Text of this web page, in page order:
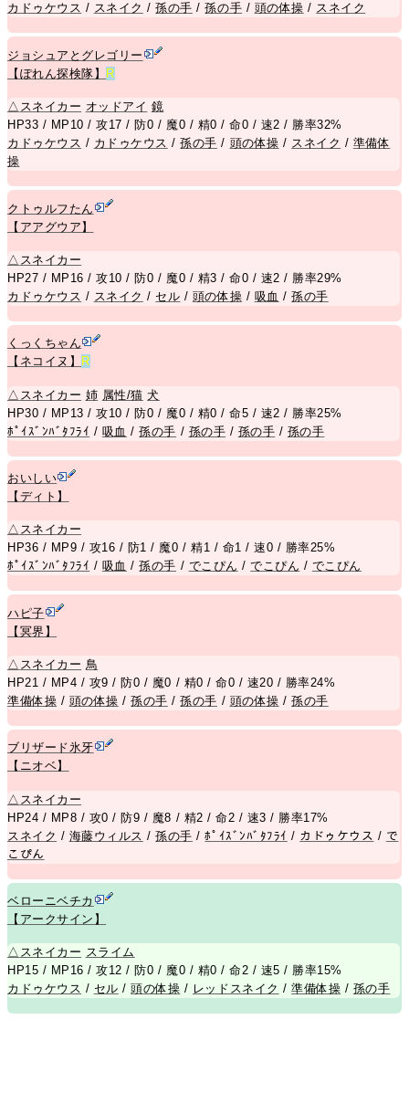
カドゥケウス / スネイク /孫の手 /孫の手 / 頭の体操 / スネイク
ジョシュアとグレゴリー
【ぽれん探検隊】
R
△ スネイカー オッドアイ 鏡
HP33 / MP10 / 攻17 / 防0 / 魔0 / 精0 / 命0 / 速2 / 勝率32%
カドゥケウス / カドゥケウス /孫の手 / 頭の体操 / スネイク / 準備体
操
クトゥルフたん
【アアグウア】
△ スネイカー
HP27 / MP16 / 攻10 / 防0 / 魔0 / 精3 / 命0 / 速2 / 勝率29%
カドゥケウス / スネイク / セル / 頭の体操 / 吸血 /孫の手
くっくちゃん
【ネコイヌ】
R
△ スネイカー 姉 属性/猫 犬
HP30 / MP13 / 攻10 / 防0 / 魔0 / 精0 / 命5 / 速2 / 勝率25%
ﾎﾟｲｽﾞﾝﾊﾞﾀﾌﾗｲ / 吸血 /孫の手 / 孫の手 / 孫の手 / 孫の手
おいしい
【ディト】
△ スネイカー
HP36 / MP9 / 攻16 / 防1 / 魔0 / 精1 / 命1 / 速0 / 勝率25%
ﾎﾟｲｽﾞﾝﾊﾞﾀﾌﾗｲ / 吸血 /孫の手 / でこぴん /でこぴん / でこぴん
ハピ子
【冥界】
△ スネイカー 鳥
HP21 / MP4 / 攻9 / 防0 / 魔0 / 精0 / 命0 / 速20 / 勝率24%
準備体操 / 頭の体操 /孫の手 /孫の手 / 頭の体操 /孫の手
ブリザード氷牙
【ニオベ】
△ スネイカー
HP24 / MP8 / 攻0 / 防9 / 魔8 / 精2 / 命2 / 速3 / 勝率17%
スネイク / 海藤ウィルス /孫の手 /ﾎﾟｲｽﾞﾝﾊﾞﾀﾌﾗｲ / カドゥケウス / で
こぴん
ベローニベチカ
【アークサイン】
△ スネイカー スライム
HP15 / MP16 / 攻12 / 防0 / 魔0 / 精0 / 命2 / 速5 / 勝率15%
カドゥケウス / セル /頭の体操 / レッドスネイク /準備体操 / 孫の手